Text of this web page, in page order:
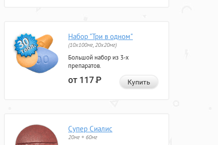
Набор "Три в одном"
(10x100мг, 20x20мг)
Большой набор из 3-х
препаратов.
от 117Р Купить
Супер Сиалис
20мг + 60мг